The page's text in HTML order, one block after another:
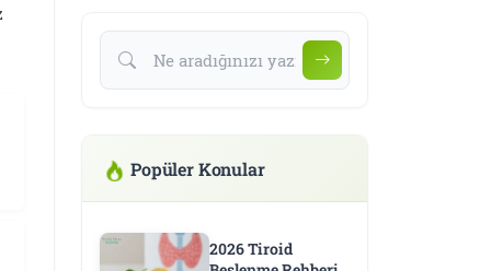
Popüler Konular
2026 Tiroid